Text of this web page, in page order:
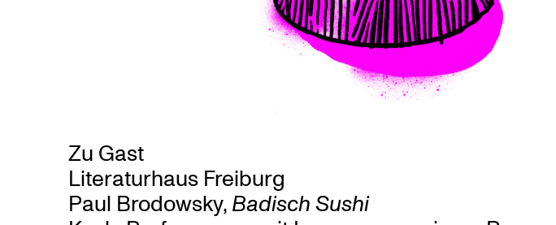
Zu Gast
Literaturhaus Freiburg
Paul Brodowsky, Badisch Sushi